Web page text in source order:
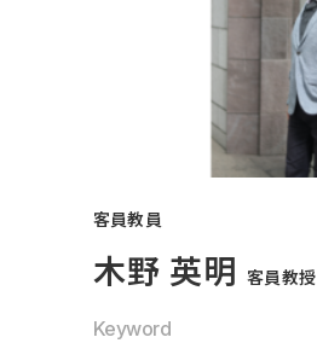
客員教員
木野 英明 客員教授
Keyword